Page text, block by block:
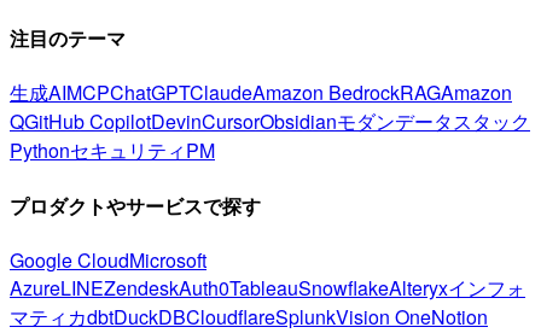
注目のテーマ
生成AIMCPChatGPTClaudeAmazon BedrockRAGAmazon
QGitHub CopilotDevinCursorObsidianモダンデータスタック
PythonセキュリティPM
プロダクトやサービスで探す
Google CloudMicrosoft
AzureLINEZendeskAuth0TableauSnowflakeAlteryxインフォ
マティカdbtDuckDBCloudflareSplunkVision OneNotion